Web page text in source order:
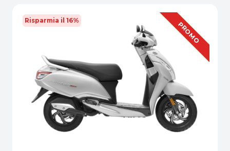
OFFERTA
PROMO
Risparmia il 16%